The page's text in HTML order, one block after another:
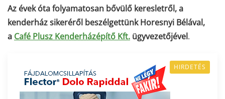
Az évek óta folyamatosan bővülő keresletről, a
kenderház sikeréről beszélgettünk Horesnyi Bélával,
a Café Plusz Kenderházépítő Kft. ügyvezetőjével.
HIRDETÉS